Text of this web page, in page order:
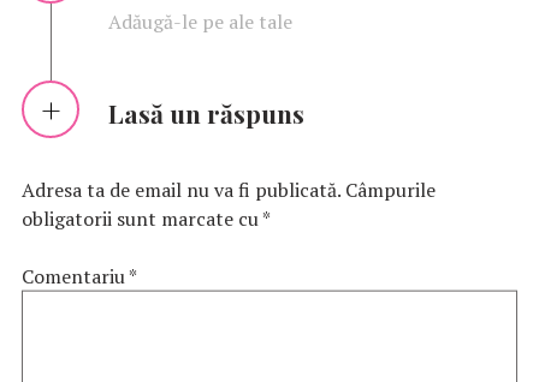
Adăugă-le pe ale tale
Lasă un răspuns
Adresa ta de email nu va fi publicată. Câmpurile
obligatorii sunt marcate cu*
Comentariu*